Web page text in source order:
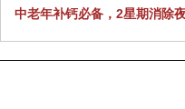
中老年补钙必备，2星期消除